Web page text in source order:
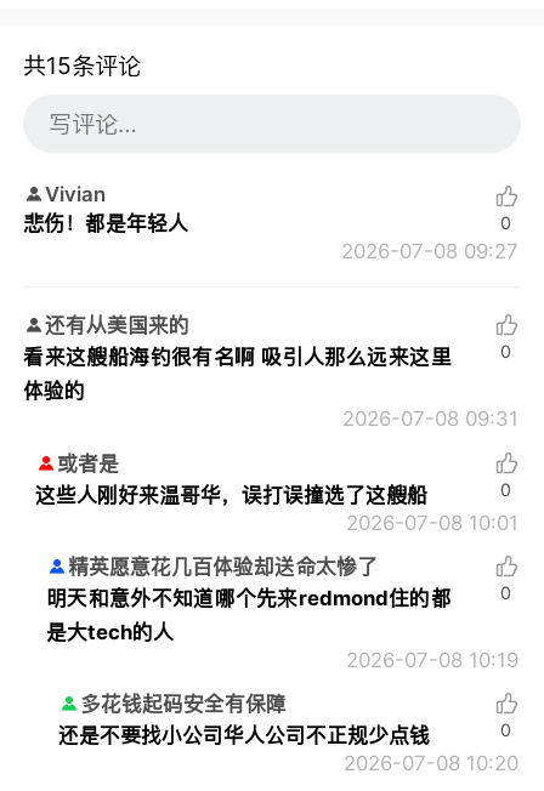
共15条评论
Vivian
悲伤！都是年轻人
2026-07-08 09:27
0
还有从美国来的
看来这艘船海钓很有名啊 吸引人那么远来这里
体验的
2026-07-08 09:31
0
或者是
这些人刚好来温哥华，误打误撞选了这艘船
2026-07-08 10:01
0
精英愿意花几百体验却送命太惨了
明天和意外不知道哪个先来redmond住的都
是大tech的人
2026-07-08 10:19
0
多花钱起码安全有保障
还是不要找小公司华人公司不正规少点钱
2026-07-08 10:20
0